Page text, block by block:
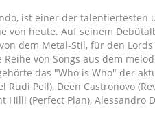
ist einer der talentiertesten
von heute. Auf seinem
dem Metal-Stil, für den
von Songs aus dem
das "Who is Who" der
Rudi Pell), Deen Castronovo
Hilli (Perfect Plan), Alessandro